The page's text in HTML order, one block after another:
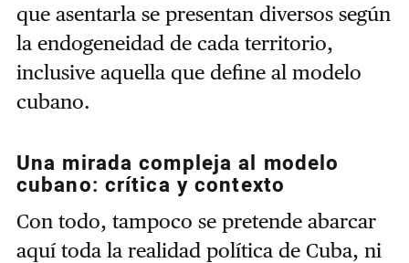
que asentarla se presentan diversos según
la endogeneidad de cada territorio,
inclusive aquella que define al modelo
cubano.
Una mirada compleja al modelo
cubano: crítica y contexto
Con todo, tampoco se pretende abarcar
aquí toda la realidad política de Cuba, ni